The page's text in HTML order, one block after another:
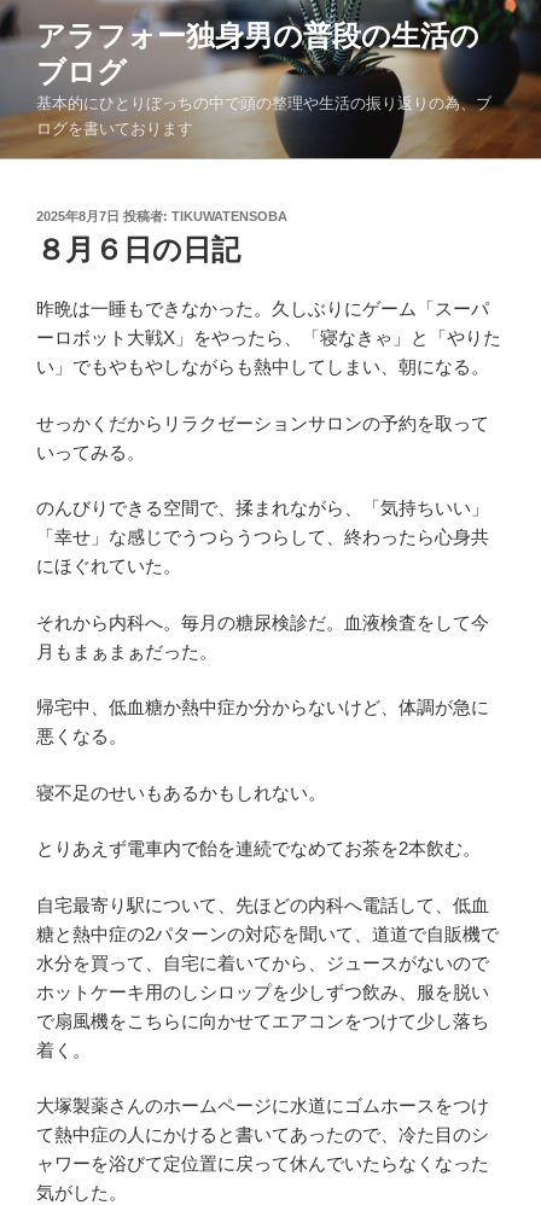
コ
ン
へ
アラフォー独身男の普段の生活の
ブログ
基本的にひとりぼっちの中で頭の整理や生活の振り返りの為、ブ
ログを書いております
投
稿
日:
2025年8月7日 投稿者: TIKUWATENSOBA
８月６日の日記
昨晩は一睡もできなかった。久しぶりにゲーム「スーパ
ーロボット大戦X」をやったら、「寝なきゃ」と「やりた
い」でもやもやしながらも熱中してしまい、朝になる。
せっかくだからリラクゼーションサロンの予約を取って
いってみる。
のんびりできる空間で、揉まれながら、「気持ちいい」
「幸せ」な感じでうつらうつらして、終わったら心身共
にほぐれていた。
それから内科へ。毎月の糖尿検診だ。血液検査をして今
月もまぁまぁだった。
帰宅中、低血糖か熱中症か分からないけど、体調が急に
悪くなる。
寝不足のせいもあるかもしれない。
とりあえず電車内で飴を連続でなめてお茶を2本飲む。
自宅最寄り駅について、先ほどの内科へ電話して、低血
糖と熱中症の2パターンの対応を聞いて、道道で自販機で
水分を買って、自宅に着いてから、ジュースがないので
ホットケーキ用のしシロップを少しずつ飲み、服を脱い
で扇風機をこちらに向かせてエアコンをつけて少し落ち
着く。
大塚製薬さんのホームページに水道にゴムホースをつけ
て熱中症の人にかけると書いてあったので、冷た目のシ
ャワーを浴びて定位置に戻って休んでいたらなくなった
気がした。